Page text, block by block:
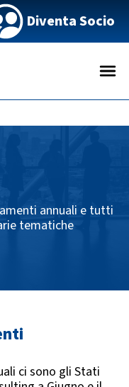
Diventa Socio
annuali e tutti
tematiche
ci sono gli Stati